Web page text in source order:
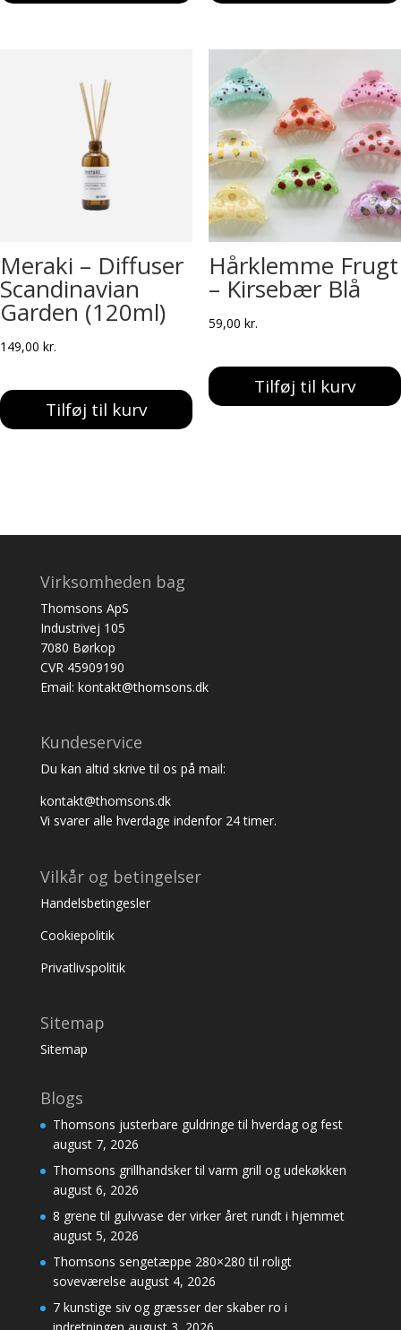
Meraki – Diffuser
Scandinavian
Garden (120ml)
149,00 kr.
Tilføj til kurv
Hårklemme Frugt
– Kirsebær Blå
59,00 kr.
Tilføj til kurv
Virksomheden bag
Thomsons ApS
Industrivej 105
7080 Børkop
CVR 45909190
Email: kontakt@thomsons.dk
Kundeservice
Du kan altid skrive til os på mail:
kontakt@thomsons.dk
Vi svarer alle hverdage indenfor 24 timer.
Vilkår og betingelser
Handelsbetingesler
Cookiepolitik
Privatlivspolitik
Sitemap
Sitemap
Blogs
Thomsons justerbare guldringe til hverdag og fest
august 7, 2026
Thomsons grillhandsker til varm grill og udekøkken
august 6, 2026
8 grene til gulvvase der virker året rundt i hjemmet
august 5, 2026
Thomsons sengetæppe 280×280 til roligt
soveværelse august 4, 2026
7 kunstige siv og græsser der skaber ro i